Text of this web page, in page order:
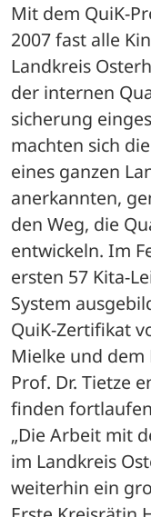
Mit dem QuiK-
2007 fast alle
Landkreis
der internen
sicherung
machten sich
eines ganzen
anerkannten,
den Weg, die
entwickeln. Im
ersten 57 Kita-
System
QuiK-Zertifikat
Mielke und dem
Prof. Dr. Tietze
finden
„Die Arbeit mit
im Landkreis
weiterhin ein